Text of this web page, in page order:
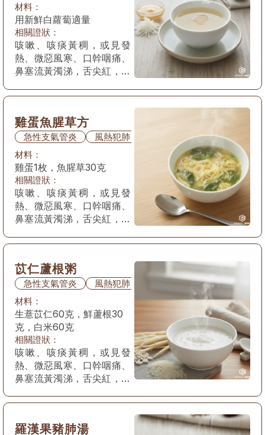
材料：
用新鮮白蘿蔔適量
相關證狀：
咳嗽、咳痰黃稠，或見發
熱、微惡風寒、口幹咽痛、
鼻塞流黃濁涕，舌尖紅，苔
雞蛋魚腥草方
急性支氣管炎
風熱犯肺
材料：
雞蛋1枚，魚腥草30克
相關證狀：
咳嗽、咳痰黃稠，或見發
熱、微惡風寒、口幹咽痛、
鼻塞流黃濁涕，舌尖紅，苔
苡仁蘆根粥
急性支氣管炎
風熱犯肺
材料：
生薏苡仁60克，鮮蘆根30
克，白米60克
相關證狀：
咳嗽、咳痰黃稠，或見發
熱、微惡風寒、口幹咽痛、
鼻塞流黃濁涕，舌尖紅，苔
羅漢果豬肺湯